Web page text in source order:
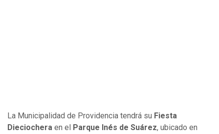
La Municipalidad de Providencia tendrá su Fiesta
Dieciochera en el Parque Inés de Suárez, ubicado en